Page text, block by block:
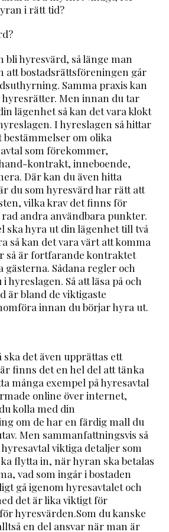
i rätt tid?
bli hyresvärd, så länge man
att bostadsrättsföreningen går
Samma praxis kan
Men innan du tar
lägenhet så kan det vara klokt
I hyreslagen så hittar
om olika
som förekommer,
kontrakt, inneboende,
Där kan du även hitta
du som hyresvärd har rätt att
vilka krav det finns för
andra användbara punkter.
ska hyra ut din lägenhet till två
så kan det vara värt att komma
så är fortfarande kontraktet
Sådana regler och
hyreslagen. Så att läsa på och
är bland de viktigaste
innan du börjar hyra ut.
det även upprättas ett
finns det en hel del att tänka
många exempel på hyresavtal
online över internet,
kolla med din
om de har en färdig mall du
Men sammanfattningsvis så
viktiga detaljer som
flytta in, när hyran ska betalas
vad som ingår i bostaden
gå igenom hyresavtalet och
det är lika viktigt för
hyresvärden.Som du kanske
en del ansvar när man är